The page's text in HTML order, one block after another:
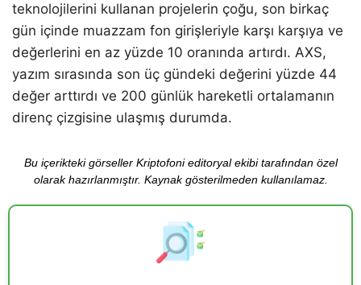
teknolojilerini kullanan projelerin çoğu, son birkaç
gün içinde muazzam fon girişleriyle karşı karşıya ve
değerlerini en az yüzde 10 oranında artırdı. AXS,
yazım sırasında son üç gündeki değerini yüzde 44
değer arttırdı ve 200 günlük hareketli ortalamanın
direnç çizgisine ulaşmış durumda.
Bu içerikteki görseller Kriptofoni editoryal ekibi tarafından özel
olarak hazırlanmıştır. Kaynak gösterilmeden kullanılamaz.